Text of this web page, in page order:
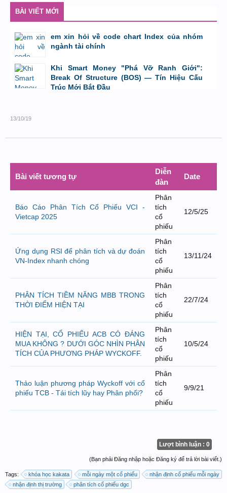
BÀI VIẾT MỚI
em xin hỏi về code chart Index của nhóm
ngành tài chính
bởi GiaBao09052000 ,8/7/26 lúc 10:21
Khi Smart Money "Phá Vỡ Ranh Giới":
Break Of Structure (BOS) — Tín Hiệu Cấu
Trúc Mới Bắt Đầu
13/10/19
Bài viết tương tự
Diễn
đàn
Date
Báo Cáo Phân Tích Cổ Phiếu VCI -
Vietcap 2025
Phân
tích
cổ
phiếu
12/5/25
Ứng dụng RSI để phân tích và dự đoán
VN-Index nhanh chóng
Phân
tích
cổ
phiếu
13/11/24
PHÂN TÍCH TIỀM NĂNG MBB TRONG
THỜI ĐIỂM HIỆN TẠI
Phân
tích
cổ
phiếu
22/7/24
HIỆN TẠI, CỔ PHIẾU ACB CÓ ĐÁNG
MUA KHÔNG ? DƯỚI GÓC NHÌN PHÂN
TÍCH CỦA PHƯƠNG PHÁP WYCKOFF.
Phân
tích
cổ
phiếu
10/5/24
Thảo luận phương pháp Wyckoff với cổ
phiếu TCB - Tái tích lũy hay Phân phối?
Phân
tích
cổ
phiếu
9/9/21
Lượt bình luận : 0
(Bạn phải Đăng nhập hoặc Đăng ký để trả lời bài viết.)
Tags: khóa học kakata mỗi ngày một cổ phiếu
nhận định cổ phiếu mỗi ngày
nhận định thị trường
phân tích cổ phiếu dgc